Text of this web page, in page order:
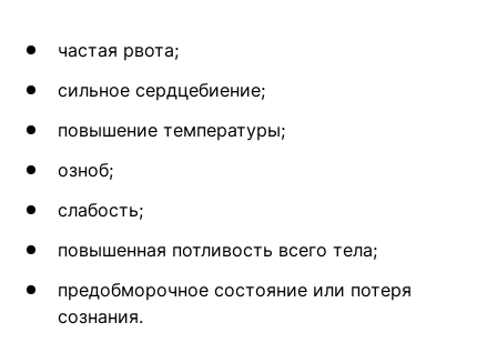
частая рвота;
сильное сердцебиение;
повышение температуры;
озноб;
слабость;
повышенная потливость всего тела;
предобморочное состояние или потеря
сознания.